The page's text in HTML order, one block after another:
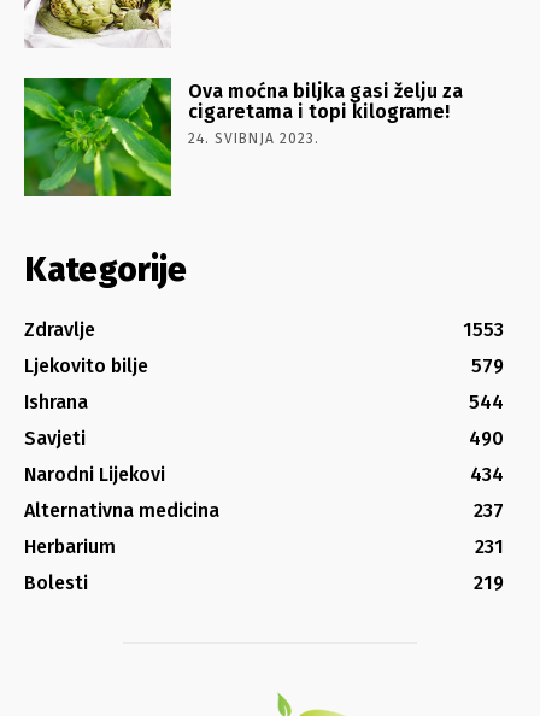
Ova moćna biljka gasi želju za
cigaretama i topi kilograme!
24. SVIBNJA 2023.
Kategorije
Zdravlje
1553
Ljekovito bilje
579
Ishrana
544
Savjeti
490
Narodni Lijekovi
434
Alternativna medicina
237
Herbarium
231
Bolesti
219